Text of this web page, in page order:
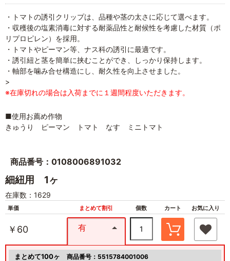
・トマトの誘引クリップは、品種や茎の太さに応じて選べます。
・収穫後の塩素消毒に対する耐薬品性と耐候性を考慮した材質（ポ
リプロピレン）を採用。
・トマトやピーマン等、ナス科の誘引に最適です。
・誘引紐と茎を簡単に挟むことができ、しっかり保持します。
・軸部を噛み合せ構造にし、耐久性を向上させました。
>
※在庫切れの場合は入荷までに１週間程度いただきます。
■使用お薦め作物
きゅうり ピーマン トマト なす ミニトマト
商品番号：0108006891032
細紐用 1ヶ
在庫数：1629
単価 まとめて割引 個数 カート お気に入り
￥60 有
まとめて100ヶ 商品番号：5515784001006